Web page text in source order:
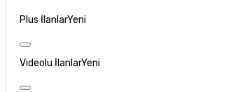
Plus İlanlarYeni
Videolu İlanlarYeni